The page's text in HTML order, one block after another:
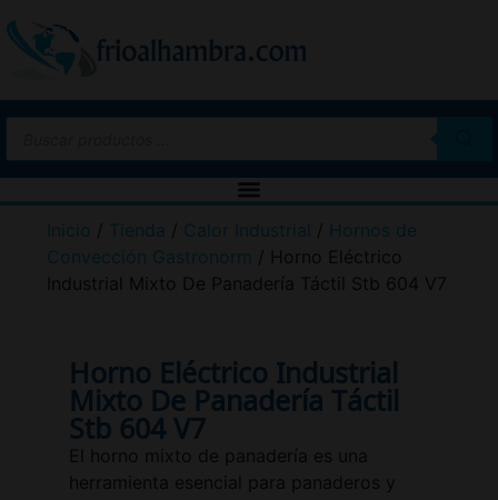
Inicio / Tienda / Calor Industrial / Hornos de
Convección Gastronorm / Horno Eléctrico
Industrial Mixto De Panadería Táctil Stb 604 V7
Horno Eléctrico Industrial
Mixto De Panadería Táctil
Stb 604 V7
El horno mixto de panadería es una
herramienta esencial para panaderos y